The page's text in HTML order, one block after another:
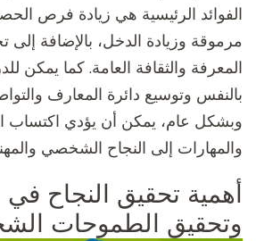
الفوائد الرئيسية هي زيادة فرص
مرموقة وزيادة الدخل، بالإضافة
المعرفة والثقافة العامة. كما يمكن
بالنفس وتوسيع دائرة المعارف
وبشكل عام، يمكن أن يؤدي اكتساب
والمهارات إلى النجاح الشخصي
أهمية تحقيق النجاح في
وتحقيق الطموحات